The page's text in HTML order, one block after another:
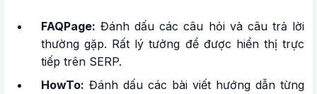
FAQPage: Đánh dấu các câu hỏi và câu trả lời
thường gặp. Rất lý tưởng để được hiển thị trực
tiếp trên SERP.
HowTo: Đánh dấu các bài viết hướng dẫn từng